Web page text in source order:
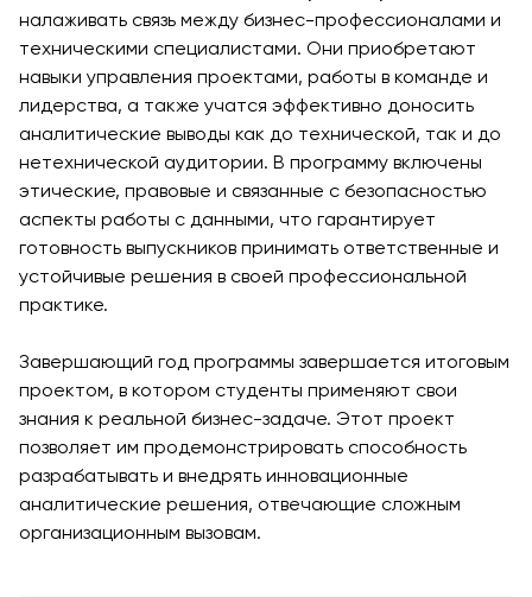
Стипендии
Заявления о
переводе и
прямом
поступлении на
2026 год
Cambridge
Подать
заявку и
участие в
конкурсе
налаживать связь между бизнес-профессионалами и
техническими специалистами. Они приобретают
навыки управления проектами, работы в команде и
лидерства, а также учатся эффективно доносить
аналитические выводы как до технической, так и до
нетехнической аудитории. В программу включены
этические, правовые и связанные с безопасностью
аспекты работы с данными, что гарантирует
готовность выпускников принимать ответственные и
устойчивые решения в своей профессиональной
практике.
Завершающий год программы завершается итоговым
проектом, в котором студенты применяют свои
знания к реальной бизнес-задаче. Этот проект
позволяет им продемонстрировать способность
разрабатывать и внедрять инновационные
аналитические решения, отвечающие сложным
организационным вызовам.